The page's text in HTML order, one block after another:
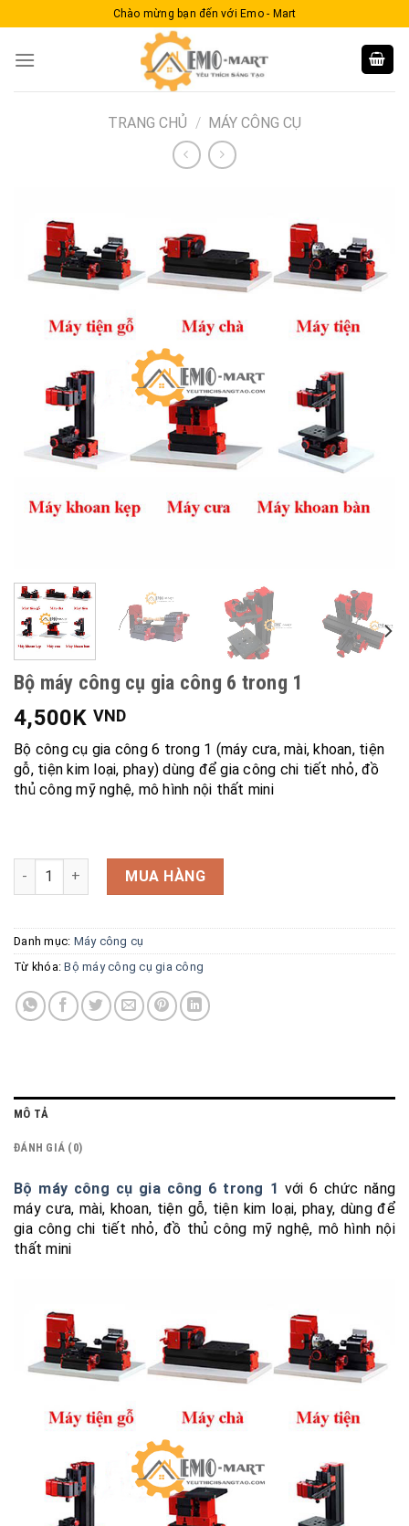
to
Chào mừng bạn đến với Emo - Mart
TRANG CHỦ / MÁY CÔNG CỤ
Bộ máy công cụ gia công 6 trong 1
4,500K VND
Bộ công cụ gia công 6 trong 1 (máy cưa, mài, khoan, tiện
gỗ, tiện kim loại, phay) dùng để gia công chi tiết nhỏ, đồ
thủ công mỹ nghệ, mô hình nội thất mini
Bộ máy công cụ gia công 6 trong 1 số lượng
MUA HÀNG
Danh mục: Máy công cụ
Từ khóa:Bộ máy công cụ gia công
MÔ TẢ
ĐÁNH GIÁ (0)
Bộ máy công cụ gia công 6 trong 1 với 6 chức năng
máy cưa, mài, khoan, tiện gỗ, tiện kim loại, phay, dùng để
gia công chi tiết nhỏ, đồ thủ công mỹ nghệ, mô hình nội
thất mini